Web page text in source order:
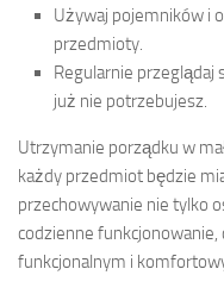
Używaj pojemników i
przedmioty.
Regularnie przeglądaj
już nie potrzebujesz.
Utrzymanie porządku w
każdy przedmiot będzie
przechowywanie nie tylko
codzienne funkcjonowanie,
funkcjonalnym i